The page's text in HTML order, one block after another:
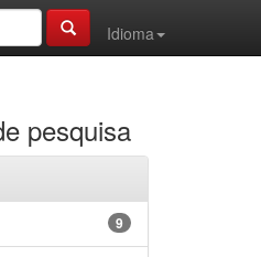
Idioma
pesquisa
9